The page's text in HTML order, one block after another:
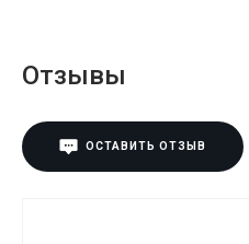
Отзывы
ОСТАВИТЬ ОТЗЫВ